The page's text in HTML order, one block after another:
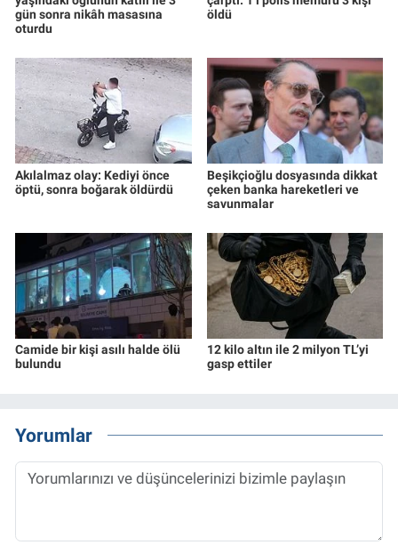
gün sonra nikâh masasına
oturdu
öldü
Akılalmaz olay: Kediyi önce
öptü, sonra boğarak öldürdü
Beşikçioğlu dosyasında dikkat
çeken banka hareketleri ve
savunmalar
Camide bir kişi asılı halde ölü
bulundu
12 kilo altın ile 2 milyon TL’yi
gasp ettiler
Yorumlar